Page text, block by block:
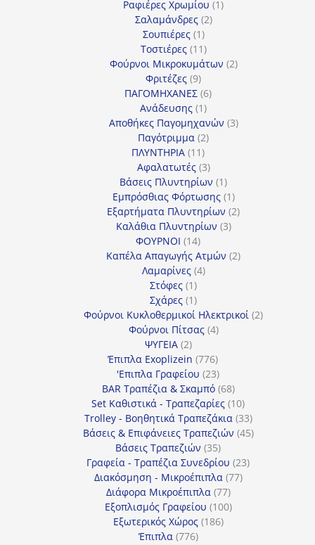
προϊόν
Ραφιέρες Χρωμίου 11
Σαλαμάνδρες 22
Σουπιέρες 11
προϊόν
Τοστιέρες 1111
προϊόντα
Φούρνοι Μικροκυμάτων 22
Φριτέζες 99
προϊόντα
ΠΑΓΟΜΗΧΑΝΕΣ 66
Ανάδευσης 11
προϊόν
Αποθήκες Παγομηχανών 33
Παγότριμμα 22
ΠΛΥΝΤΗΡΙΑ 1111
προϊόντα
Αφαλατωτές 33
προϊόντα
Βάσεις Πλυντηρίων 11
προϊόν
Εμπρόσθιας Φόρτωσης 11
προϊόν
Εξαρτήματα Πλυντηρίων 22
Καλάθια Πλυντηρίων 33
ΦΟΥΡΝΟΙ 1414
προϊόντα
Καπέλα Απαγωγής Ατμών 22
Λαμαρίνες 44
Στόφες 11
προϊόν
Σχάρες 11
προϊόν
Φούρνοι Κυκλοθερμικοί Ηλεκτρικοί 22
Φούρνοι Πίτσας 44
ΨΥΓΕΙΑ 22
προϊόντα
Έπιπλα Exoplizein 776776
προϊόντα
'Επιπλα Γραφείου 2323
προϊόντα
BAR Τραπέζια & Σκαμπό 6868
προϊόντα
Set Καθιστικά - Τραπεζαρίες 1010
προϊόντα
Trolley - Βοηθητικά Τραπεζάκια 3333
προϊόντα
Βάσεις & Επιφάνειες Τραπεζιών 4545
Βάσεις Τραπεζιών 3535
προϊόντα
Γραφεία - Τραπέζια Συνεδρίου 2323
Διακόσμηση - Μικροέπιπλα 7777
Διάφορα Μικροέπιπλα 7777
προϊόντα
Εξοπλισμός Γραφείου 100100
Εξωτερικός Χώρος 186186
Έπιπλα 776776